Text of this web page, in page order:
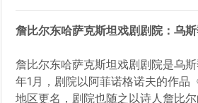
詹比尔东哈萨克斯坦戏剧剧院：乌
詹比尔东哈萨克斯坦戏剧剧院是乌
年1月，剧院以阿菲诺格诺夫的作品
地区更名，剧院也随之以诗人詹比尔